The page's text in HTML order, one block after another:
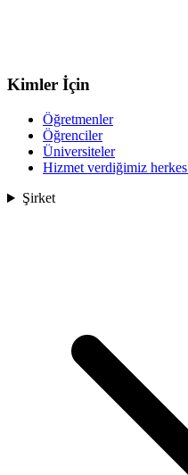
Kimler İçin
Öğretmenler
Öğrenciler
Üniversiteler
Hizmet verdiğimiz herkes
Şirket